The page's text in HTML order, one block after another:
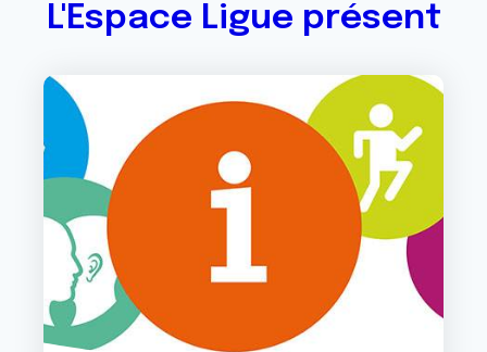
L'Espace Ligue présent
Image